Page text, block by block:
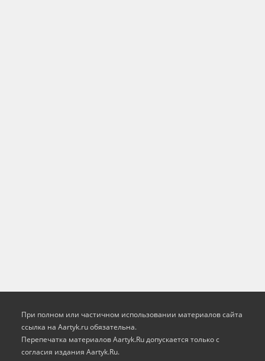
При полном или частичном использовании материалов сайта
ссылка на Aartyk.ru oбязательна.
Перепечатка материалов Aartyk.Ru допускается только с
согласия издания Aartyk.Ru.